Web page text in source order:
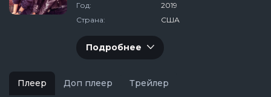
Год:
2019
Страна:
США
Подробнее
Плеер Доп плеер Трейлер